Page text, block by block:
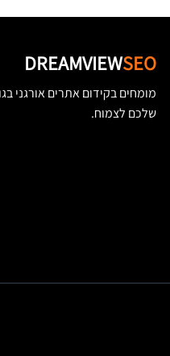
DREAMVIEWSEO
מומחים בקידום אתרים אורגני
שלכם לצמוח.